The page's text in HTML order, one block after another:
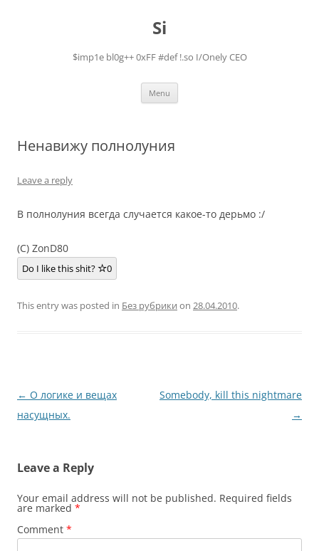
Si
$imp1e bl0g++ 0xFF #def !.so I/Onely CEO
Menu
Ненавижу полнолуния
Leave a reply
В полнолуния всегда случается какое-то дерьмо :/
(C) ZonD80
Do I like this shit? 0
This entry was posted in Без рубрики on 28.04.2010.
Post
navigation
← О логике и вещах
насущных.
Somebody, kill this nightmare
→
Leave a Reply
Your email address will not be published. Required fields
are marked *
Comment *